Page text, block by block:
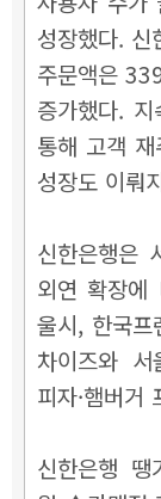
성장했다. 신
주문액은
증가했다.
통해 고객
성장도 이뤄
신한은행은
외연 확장에
울시, 한국프
차이즈와
피자·햄버거
신한은행